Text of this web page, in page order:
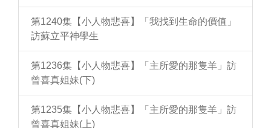
第1240集【小人物悲喜】「我找到生命的價值」
訪蘇立平神學生
第1236集【小人物悲喜】「主所愛的那隻羊」訪
曾喜真姐妹(下)
第1235集【小人物悲喜】「主所愛的那隻羊」訪
曾喜真姐妹(上)